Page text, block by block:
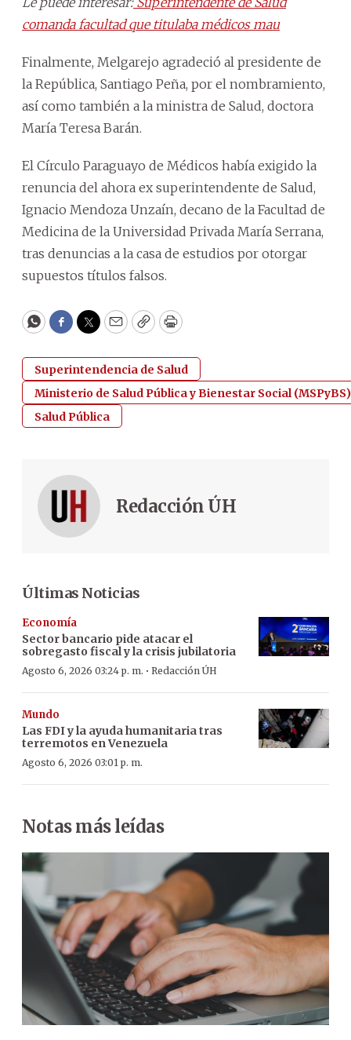
comanda facultad que titulaba médicos mau
Finalmente, Melgarejo agradeció al presidente de
la República, Santiago Peña, por el nombramiento,
así como también a la ministra de Salud, doctora
María Teresa Barán.
El Círculo Paraguayo de Médicos había exigido la
renuncia del ahora ex superintendente de Salud,
Ignacio Mendoza Unzaín, decano de la Facultad de
Medicina de la Universidad Privada María Serrana,
tras denuncias a la casa de estudios por otorgar
supuestos títulos falsos.
WhatsApp
Facebook
Twitter
EmailCopyPrint
Superintendencia de Salud
Ministerio de Salud Pública y Bienestar Social (MSPyBS)
Salud Pública
Redacción ÚH
Últimas Noticias
Economía
Sector bancario pide atacar el
sobregasto fiscal y la crisis jubilatoria
Agosto 6, 2026 03:24 p. m. · Redacción ÚH
Mundo
Las FDI y la ayuda humanitaria tras
terremotos en Venezuela
Agosto 6, 2026 03:01 p. m.
Notas más leídas